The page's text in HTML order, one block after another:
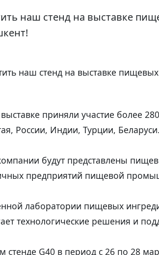
наш стенд на выставке
наш стенд на выставке
приняли участие более
России, Индии, Турции, Беларуси.
будут представлены
предприятий пищевой
лаборатории пищевых
технологические решения и
G40 в период с 26 по 28